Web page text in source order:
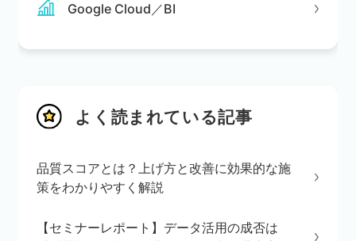
Google Cloud／BI
よく読まれている記事
品質スコアとは？上げ方と改善に効果的な施
策をわかりやすく解説
【セミナーレポート】データ活用の成否は